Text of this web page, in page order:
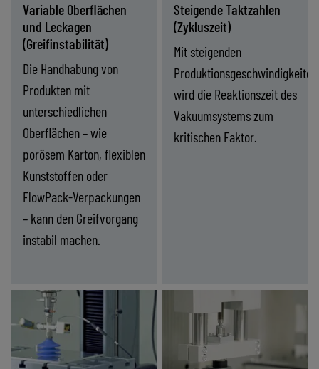
Variable Oberflächen
und Leckagen
(Greifinstabilität)
Die Handhabung von
Produkten mit
unterschiedlichen
Oberflächen – wie
porösem Karton, flexiblen
Kunststoffen oder
FlowPack-Verpackungen
– kann den Greifvorgang
instabil machen.
und sorgen für
einen stabilen
Greifvorgang ohne
Leistungs­
einbußen.
Finden Sie die passende
und
Leckagen
(Greifinstabilität)
Steigende Taktzahlen
(Zykluszeit)
Mit steigenden
Produktionsgeschwindigkeiten
wird die Reaktionszeit des
Vakuumsystems zum
kritischen Faktor.
ermöglichen
reproduzierbares
Greifen bei hohen
Taktzahlen.
Die ASC- und ASR-
Technologien
senken den
IO-Link- und Feldbus-
Kommunikation
ermöglichen